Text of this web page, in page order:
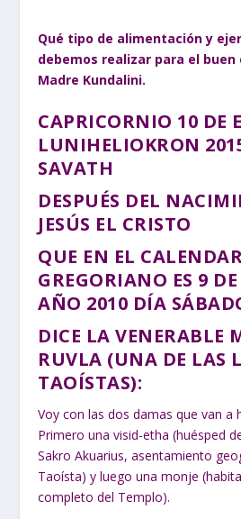
Qué tipo de alimentación y
debemos realizar para el
Madre Kundalini.
CAPRICORNIO 10 DE
LUNIHELIOKRON
SAVATH
DESPUÉS DEL
JESÚS EL CRISTO
QUE EN EL
GREGORIANO ES 9
AÑO 2010 DÍA
DICE LA VENERABLE
RUVLA (UNA DE LAS
TAOÍSTAS):
Voy con las dos damas que van a
Primero una visid-etha (huésped
Sakro Akuarius, asentamiento
Taoísta) y luego una monje
completo del Templo).